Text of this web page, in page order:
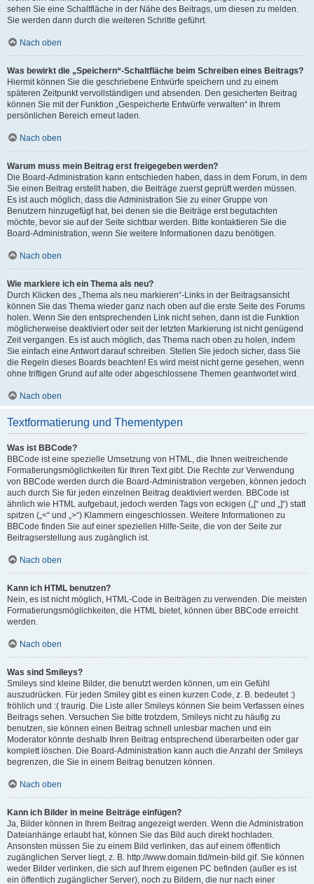
sehen Sie eine Schaltfläche in der Nähe des Beitrags, um diesen zu melden.
Sie werden dann durch die weiteren Schritte geführt.
Nach oben
Was bewirkt die „Speichern“-Schaltfläche beim Schreiben eines Beitrags?
Hiermit können Sie die geschriebene Entwürfe speichern und zu einem
späteren Zeitpunkt vervollständigen und absenden. Den gesicherten Beitrag
können Sie mit der Funktion „Gespeicherte Entwürfe verwalten“ in Ihrem
persönlichen Bereich erneut laden.
Nach oben
Warum muss mein Beitrag erst freigegeben werden?
Die Board-Administration kann entschieden haben, dass in dem Forum, in dem
Sie einen Beitrag erstellt haben, die Beiträge zuerst geprüft werden müssen.
Es ist auch möglich, dass die Administration Sie zu einer Gruppe von
Benutzern hinzugefügt hat, bei denen sie die Beiträge erst begutachten
möchte, bevor sie auf der Seite sichtbar werden. Bitte kontaktieren Sie die
Board-Administration, wenn Sie weitere Informationen dazu benötigen.
Nach oben
Wie markiere ich ein Thema als neu?
Durch Klicken des „Thema als neu markieren“-Links in der Beitragsansicht
können Sie das Thema wieder ganz nach oben auf die erste Seite des Forums
holen. Wenn Sie den entsprechenden Link nicht sehen, dann ist die Funktion
möglicherweise deaktiviert oder seit der letzten Markierung ist nicht genügend
Zeit vergangen. Es ist auch möglich, das Thema nach oben zu holen, indem
Sie einfach eine Antwort darauf schreiben. Stellen Sie jedoch sicher, dass Sie
die Regeln dieses Boards beachten! Es wird meist nicht gerne gesehen, wenn
ohne triftigen Grund auf alte oder abgeschlossene Themen geantwortet wird.
Nach oben
Textformatierung und Thementypen
Was ist BBCode?
BBCode ist eine spezielle Umsetzung von HTML, die Ihnen weitreichende
Formatierungsmöglichkeiten für Ihren Text gibt. Die Rechte zur Verwendung
von BBCode werden durch die Board-Administration vergeben, können jedoch
auch durch Sie für jeden einzelnen Beitrag deaktiviert werden. BBCode ist
ähnlich wie HTML aufgebaut, jedoch werden Tags von eckigen („[“ und „]“) statt
spitzen („<“ und „>“) Klammern eingeschlossen. Weitere Informationen zu
BBCode finden Sie auf einer speziellen Hilfe-Seite, die von der Seite zur
Beitragserstellung aus zugänglich ist.
Nach oben
Kann ich HTML benutzen?
Nein, es ist nicht möglich, HTML-Code in Beiträgen zu verwenden. Die meisten
Formatierungsmöglichkeiten, die HTML bietet, können über BBCode erreicht
werden.
Nach oben
Was sind Smileys?
Smileys sind kleine Bilder, die benutzt werden können, um ein Gefühl
auszudrücken. Für jeden Smiley gibt es einen kurzen Code, z. B. bedeutet :)
fröhlich und :( traurig. Die Liste aller Smileys können Sie beim Verfassen eines
Beitrags sehen. Versuchen Sie bitte trotzdem, Smileys nicht zu häufig zu
benutzen, sie können einen Beitrag schnell unlesbar machen und ein
Moderator könnte deshalb Ihren Beitrag entsprechend überarbeiten oder gar
komplett löschen. Die Board-Administration kann auch die Anzahl der Smileys
begrenzen, die Sie in einem Beitrag benutzen können.
Nach oben
Kann ich Bilder in meine Beiträge einfügen?
Ja, Bilder können in Ihrem Beitrag angezeigt werden. Wenn die Administration
Dateianhänge erlaubt hat, können Sie das Bild auch direkt hochladen.
Ansonsten müssen Sie zu einem Bild verlinken, das auf einem öffentlich
zugänglichen Server liegt, z. B. http://www.domain.tld/mein-bild.gif. Sie können
weder Bilder verlinken, die sich auf Ihrem eigenen PC befinden (außer es ist
ein öffentlich zugänglicher Server), noch zu Bildern, die nur nach einer